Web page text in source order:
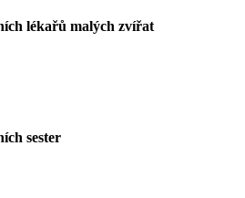
lékařů malých zvířat
sester